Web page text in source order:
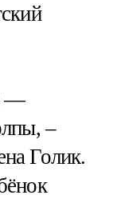
—
–
Голик.